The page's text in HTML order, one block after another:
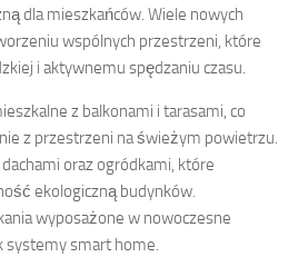
dla mieszkańców. Wiele nowych
wspólnych przestrzeni, które
i aktywnemu spędzaniu czasu.
z balkonami i tarasami, co
z przestrzeni na świeżym powietrzu.
oraz ogródkami, które
ekologiczną budynków.
wyposażone w nowoczesne
systemy smart home.